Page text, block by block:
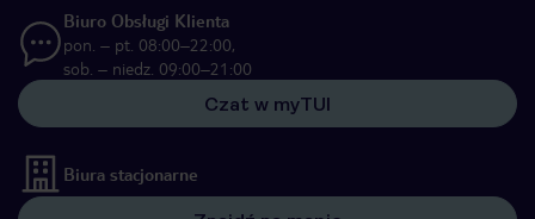
Biuro Obsługi Klienta
pon. – pt. 08:00–22:00,
sob. – niedz. 09:00–21:00
Czat w myTUI
Biura stacjonarne